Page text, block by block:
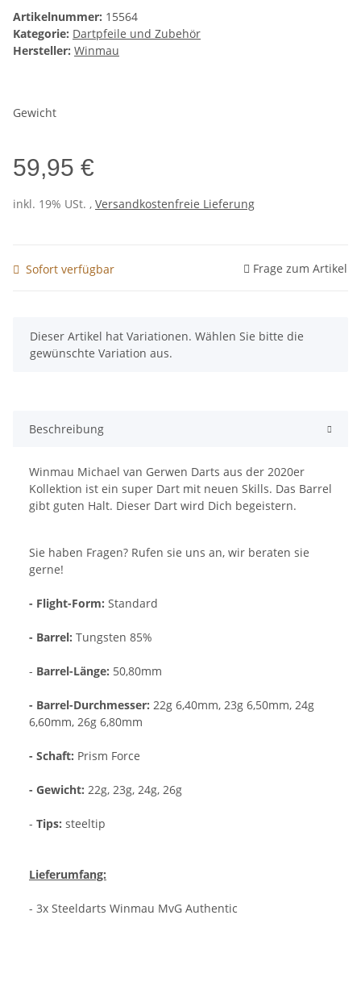
Artikelnummer: 15564
Kategorie: Dartpfeile und Zubehör
Hersteller: Winmau
Gewicht
59,95 €
inkl. 19% USt. , Versandkostenfreie Lieferung
Sofort verfügbar Frage zum Artikel
x
Dieser Artikel hat Variationen. Wählen Sie bitte die
gewünschte Variation aus.
Beschreibung
Winmau Michael van Gerwen Darts aus der 2020er
Kollektion ist ein super Dart mit neuen Skills. Das Barrel
gibt guten Halt. Dieser Dart wird Dich begeistern.
Sie haben Fragen? Rufen sie uns an, wir beraten sie
gerne!
- Flight-Form: Standard
- Barrel: Tungsten 85%
- Barrel-Länge: 50,80mm
- Barrel-Durchmesser: 22g 6,40mm, 23g 6,50mm, 24g
6,60mm, 26g 6,80mm
- Schaft: Prism Force
- Gewicht: 22g, 23g, 24g, 26g
- Tips: steeltip
Lieferumfang:
- 3x Steeldarts Winmau MvG Authentic